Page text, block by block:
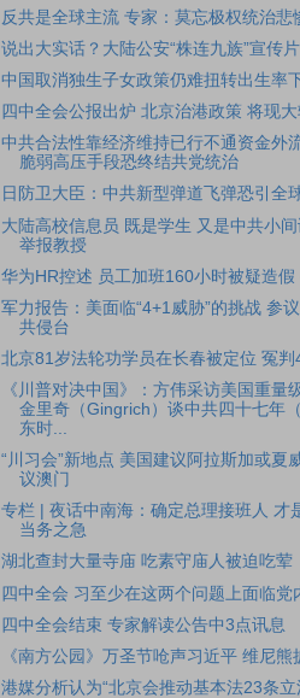
反共是全球主流 专家：莫忘极权统治悲
说出大实话？大陆公安“株连九族”宣传
中国取消独生子女政策仍难扭转出生率
四中全会公报出炉 北京治港政策 将现
中共合法性靠经济维持已行不通资金外
脆弱高压手段恐终结共党统治
日防卫大臣：中共新型弹道飞弹恐引全
大陆高校信息员 既是学生 又是中共小
举报教授
华为HR控述 员工加班160小时被疑造假
军力报告：美面临“4+1威胁”的挑战 参
共侵台
北京81岁法轮功学员在长春被定位 冤判
《川普对决中国》：方伟采访美国重量
金里奇（Gingrich）谈中共四十七年
东时...
“川习会”新地点 美国建议阿拉斯加或夏
议澳门
专栏 | 夜话中南海：确定总理接班人 才
当务之急
湖北查封大量寺庙 吃素守庙人被迫吃荤
四中全会 习至少在这两个问题上面临党
四中全会结束 专家解读公告中3点讯息
《南方公园》万圣节呛声习近平 维尼熊
港媒分析认为“北京会推动基本法23条立